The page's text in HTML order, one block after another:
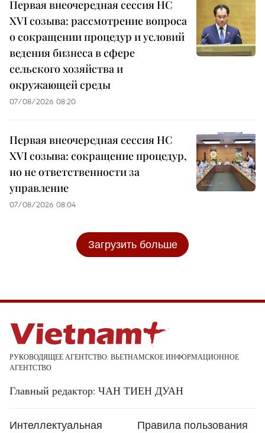
Первая внеочередная сессия НС
XVI созыва: рассмотрение вопроса
о сокращении процедур и условий
ведения бизнеса в сфере
сельского хозяйства и
окружающей среды
07/08/2026 08:20
Первая внеочередная сессия НС
XVI созыва: сокращение процедур,
но не ответственности за
управление
07/08/2026 08:04
Загрузить больше
РУКОВОДЯЩЕЕ АГЕНТСТВО: ВЬЕТНАМСКОЕ ИНФОРМАЦИОННОЕ
АГЕНТСТВО
Главный редактор: ЧАН ТИЕН ДУАН
Интеллектуальная
Правила пользования